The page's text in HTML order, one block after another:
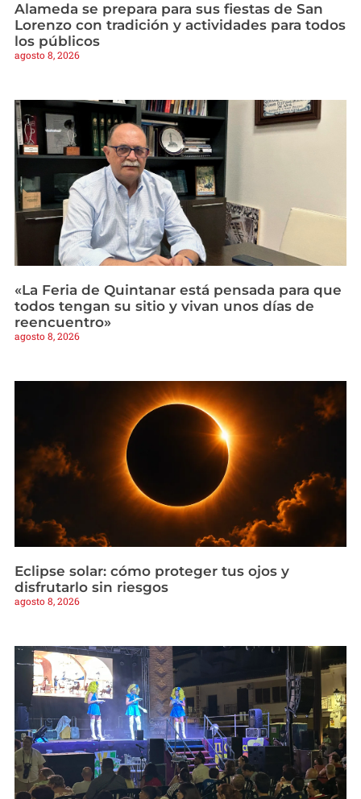
Alameda se prepara para sus fiestas de San
Lorenzo con tradición y actividades para todos
los públicos
agosto 8, 2026
«La Feria de Quintanar está pensada para que
todos tengan su sitio y vivan unos días de
reencuentro»
agosto 8, 2026
Eclipse solar: cómo proteger tus ojos y
disfrutarlo sin riesgos
agosto 8, 2026